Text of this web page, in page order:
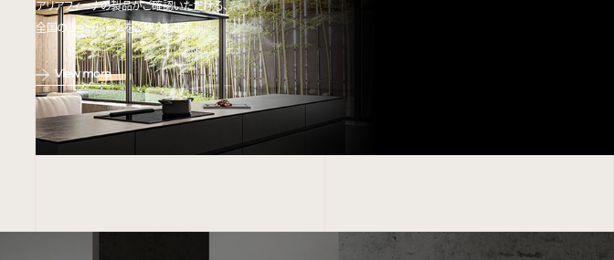
アリアフィーナの製品がご確認いただける、
全国のショールームをご紹介します。
View more